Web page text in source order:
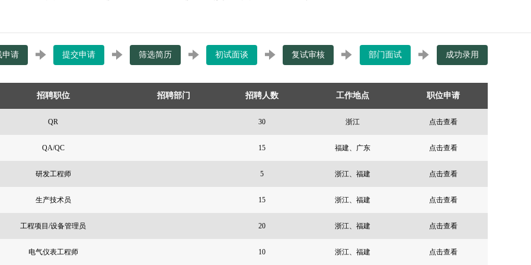
申请 提交申请 筛选简历 初试面谈 复试审核 部门面试 成功录用
招聘职位 招聘部门 招聘人数 工作地点 职位申请
QR 30 浙江 点击查看
QA/QC 15 福建、广东 点击查看
研发工程师 5 浙江、福建 点击查看
生产技术员 15 浙江、福建 点击查看
工程项目/设备管理员 20 浙江、福建 点击查看
电气仪表工程师 10 浙江、福建 点击查看